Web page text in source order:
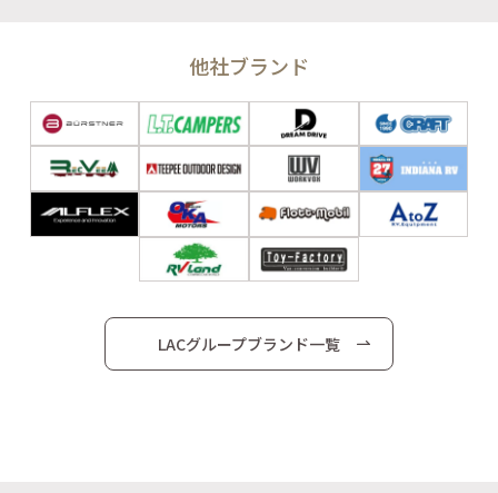
他社ブランド
LACグループブランド一覧